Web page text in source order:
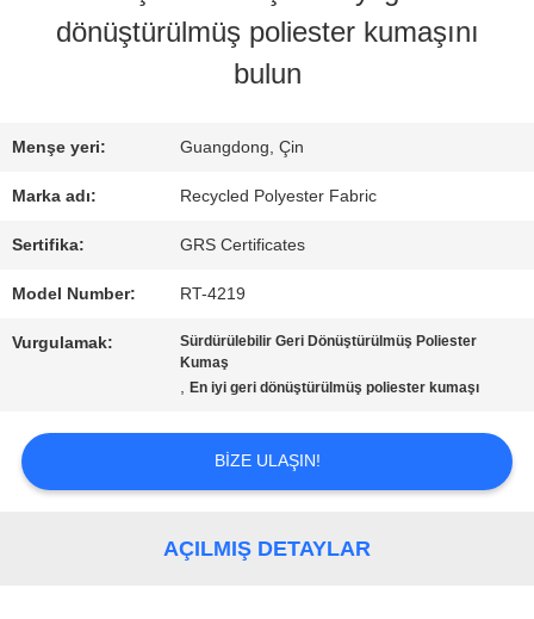
FABRIKA
KALITE
KONTROL
GEÇIN
dönüştürülmüş poliester kumaşını
bulun
Menşe yeri: Guangdong, Çin
Marka adı: Recycled Polyester Fabric
Sertifika: GRS Certificates
Model Number: RT-4219
Vurgulamak:
Sürdürülebilir Geri Dönüştürülmüş Poliester
Kumaş
,En iyi geri dönüştürülmüş poliester kumaşı
BIZE ULAŞIN!
AÇILMIŞ DETAYLAR